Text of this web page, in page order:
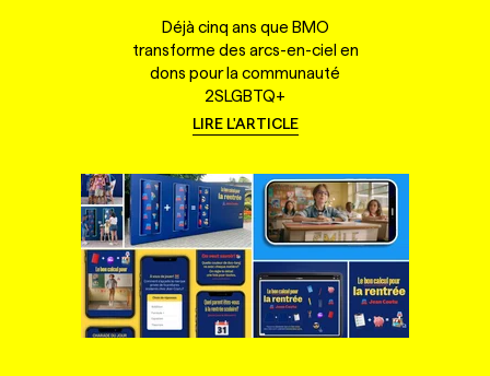
Déjà cinq ans que BMO
transforme des arcs-en-ciel en
dons pour la communauté
2SLGBTQ+
LIRE L'ARTICLE